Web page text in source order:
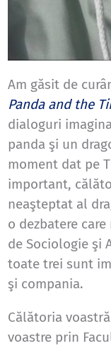
Am găsit de
Panda and the
dialoguri
panda şi un
moment dat pe
important,
neaşteptat al
o dezbatere
de Sociologie şi
toate trei sunt
şi compania.
Călătoria
voastre prin